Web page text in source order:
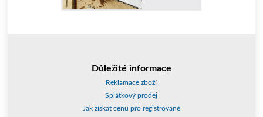
Důležité informace
Reklamace zboží
Splátkový prodej
Jak získat cenu pro registrované